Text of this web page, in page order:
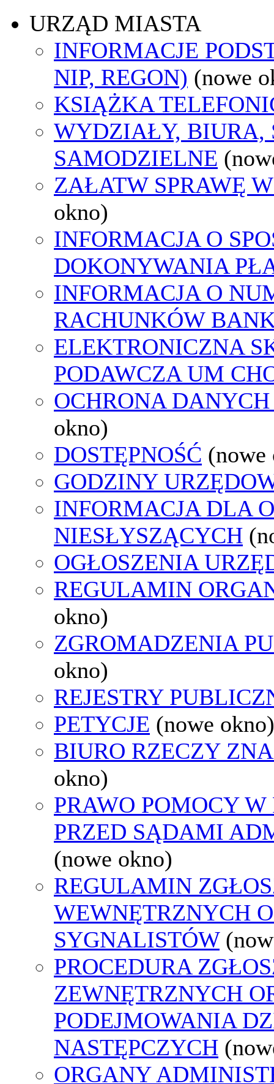
URZĄD MIASTA
INFORMACJE
NIP, REGON) (nowe
KSIĄŻKA
WYDZIAŁY, BIURA,
SAMODZIELNE
ZAŁATW SPRAWĘ
okno)
INFORMACJA O
DOKONYWANIA
INFORMACJA O
RACHUNKÓW
ELEKTRONICZNA
PODAWCZA UM
OCHRONA
okno)
DOSTĘPNOŚĆ (nowe
GODZINY
INFORMACJA DLA
NIESŁYSZĄCYCH
OGŁOSZENIA
REGULAMIN
okno)
ZGROMADZENIA
okno)
REJESTRY
PETYCJE (nowe okno)
BIURO RZECZY
okno)
PRAWO POMOCY
PRZED SĄDAMI
(nowe okno)
REGULAMIN
WEWNĘTRZNYCH
SYGNALISTÓW
PROCEDURA
ZEWNĘTRZNYCH
PODEJMOWANIA
NASTĘPCZYCH
ORGANY